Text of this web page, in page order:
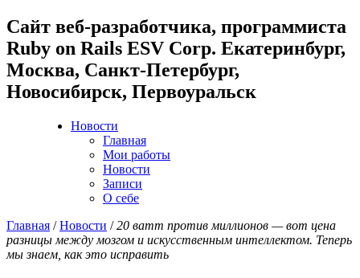
Cайт веб-разработчика, программиста
Ruby on Rails ESV Corp. Екатеринбург,
Москва, Санкт-Петербург,
Новосибирск, Первоуральск
Новости
Главная
Мои работы
Новости
Записи
О себе
Главная /Новости /20 ватт против миллионов — вот цена
разницы между мозгом и искусственным интеллектом. Теперь
мы знаем, как это исправить